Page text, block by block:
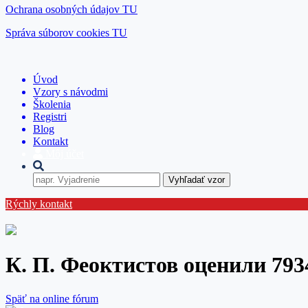
Ochrana osobných údajov TU
Správa súborov cookies TU
Úvod
Vzory s návodmi
Školenia
Registri
Blog
Kontakt
Vyhľadať vzor
Rýchly kontakt
К. П. Феоктистов оценили
Späť na online fórum